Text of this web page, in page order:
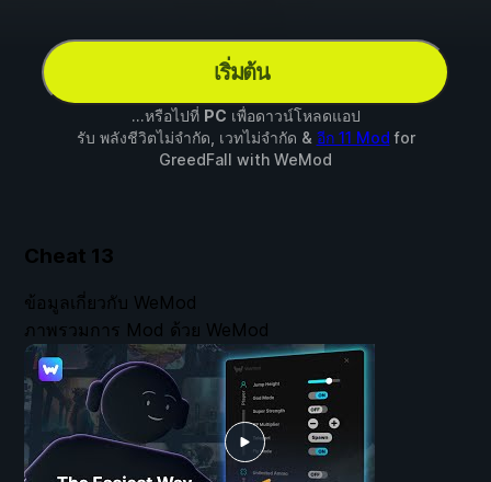
เริ่มต้น
...หรือไปที่ PC เพื่อดาวน์โหลดแอป
รับ พลังชีวิตไม่จำกัด, เวทไม่จำกัด & อีก 11 Mod for
GreedFall with WeMod
Cheat 13
ข้อมูลเกี่ยวกับ WeMod
ภาพรวมการ Mod ด้วย WeMod